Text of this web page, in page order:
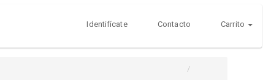
Identifícate Contacto Carrito